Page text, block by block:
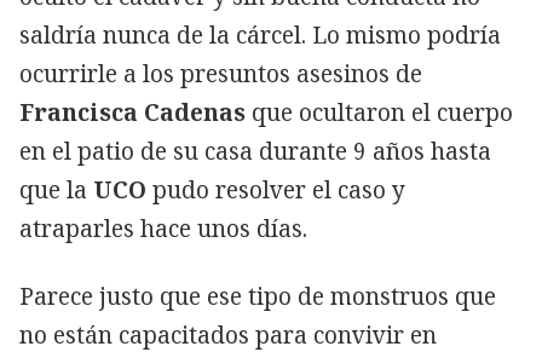
saldría nunca de la cárcel. Lo mismo podría
ocurrirle a los presuntos asesinos de
Francisca Cadenas que ocultaron el cuerpo
en el patio de su casa durante 9 años hasta
que la UCO pudo resolver el caso y
atraparles hace unos días.
Parece justo que ese tipo de monstruos que
no están capacitados para convivir en